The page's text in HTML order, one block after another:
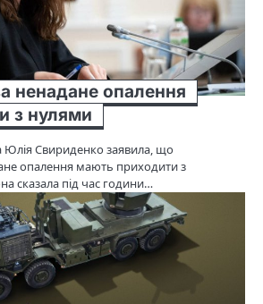
ненадане опалення
з нулями
Юлія Свириденко заявила, що
опалення мають приходити з
сказала під час години…